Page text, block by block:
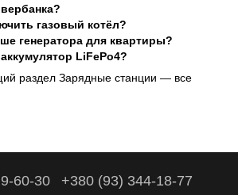
газовый котёл?
генератора для квартиры?
LiFePo4?
раздел Зарядные станции — все
60-30 +380 (93) 344-18-77